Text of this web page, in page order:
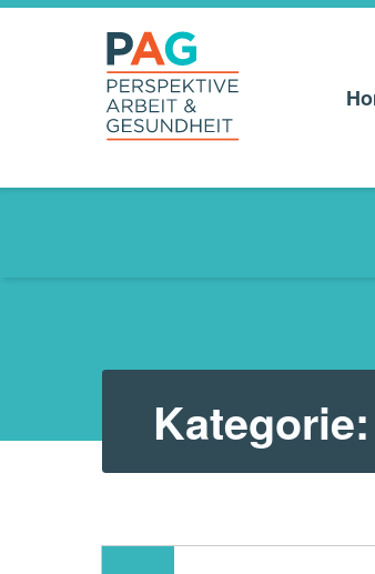
PAG –
Kategorie: